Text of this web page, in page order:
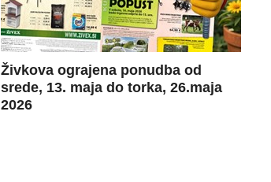
Živkova ograjena ponudba od
srede, 13. maja do torka, 26.maja
2026